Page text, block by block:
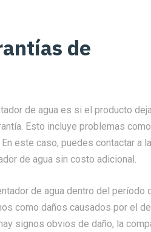
de
de agua es si el producto
Esto incluye problemas
este caso, puedes contactar a
de agua sin costo adicional.
de agua dentro del período
como daños causados ​​por el
signos obvios de daño, la